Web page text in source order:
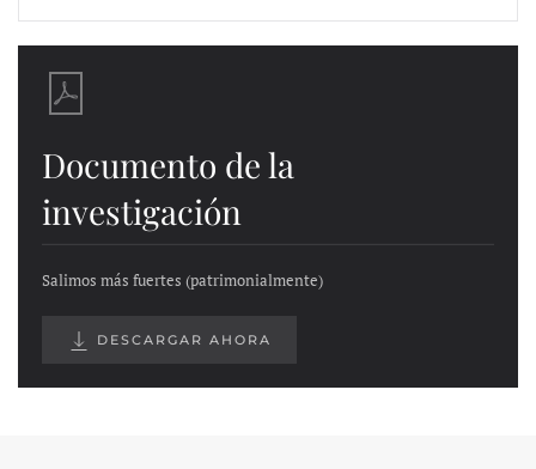
Documento de la
investigación
Salimos más fuertes (patrimonialmente)
DESCARGAR AHORA